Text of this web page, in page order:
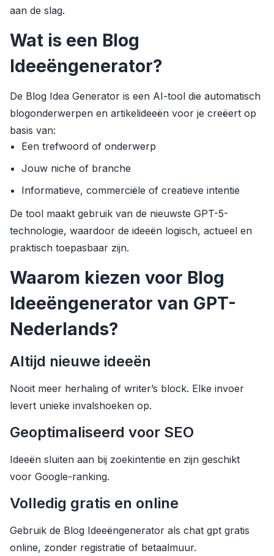
aan de slag.
Wat is een Blog
Ideeëngenerator?
De Blog Idea Generator is een AI-tool die automatisch
blogonderwerpen en artikelideeën voor je creëert op
basis van:
Een trefwoord of onderwerp
Jouw niche of branche
Informatieve, commerciële of creatieve intentie
De tool maakt gebruik van de nieuwste GPT-5-
technologie, waardoor de ideeën logisch, actueel en
praktisch toepasbaar zijn.
Waarom kiezen voor Blog
Ideeëngenerator van GPT-
Nederlands?
Altijd nieuwe ideeën
Nooit meer herhaling of writer’s block. Elke invoer
levert unieke invalshoeken op.
Geoptimaliseerd voor SEO
Ideeën sluiten aan bij zoekintentie en zijn geschikt
voor Google-ranking.
Volledig gratis en online
Gebruik de Blog Ideeëngenerator als chat gpt gratis
online, zonder registratie of betaalmuur.